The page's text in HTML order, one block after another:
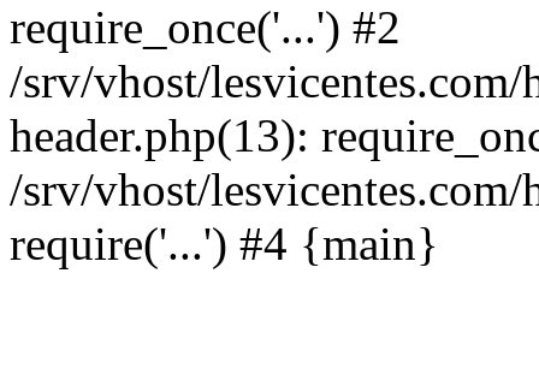
require_once('...') #2
/srv/vhost/
header.php(13):
/srv/vhost/
require('...') #4 {main}